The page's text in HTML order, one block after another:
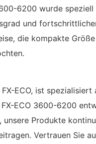
6200 wurde
und
die kompakte
ECO, ist
ECO 3600-6200
unsere Produkte
Vertrauen Sie